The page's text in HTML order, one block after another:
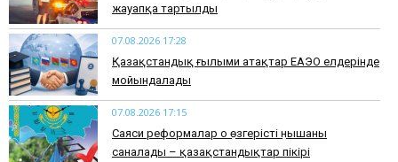
жауапқа тартылды
07.08.2026 17:28
Қазақстандық ғылыми атақтар ЕАЭО елдерінде
мойындалады
07.08.2026 17:15
Саяси реформалар оң өзгерістің нышаны
саналады – қазақстандықтар пікірі